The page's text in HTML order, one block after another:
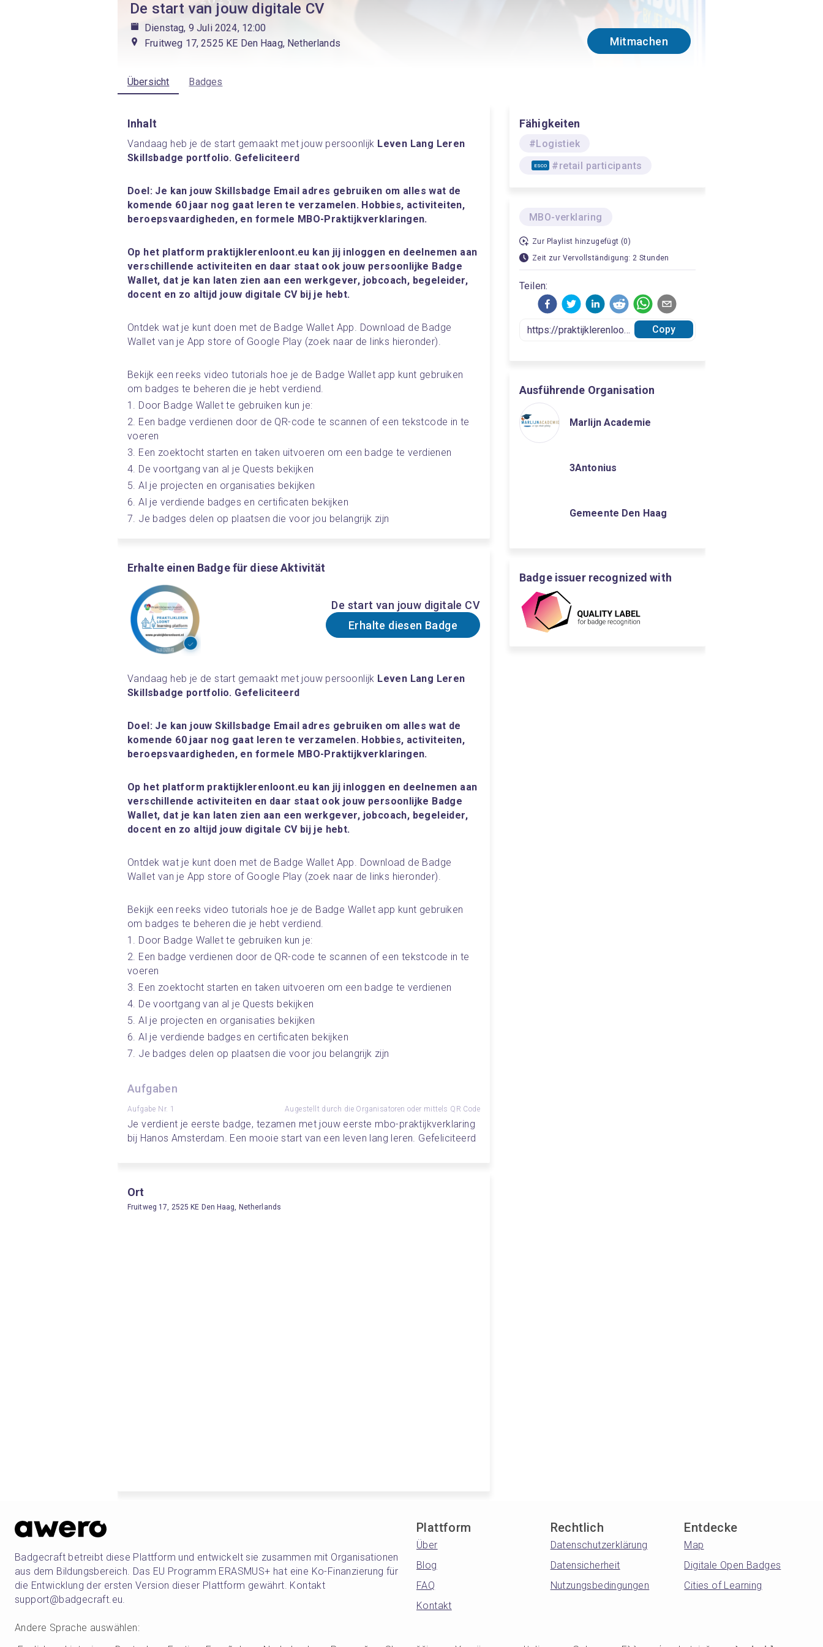
De start van jouw digitale CV
Dienstag, 9 Juli 2024, 12:00
Fruitweg 17, 2525 KE Den Haag, Netherlands
Mitmachen
Übersicht Badges
Inhalt
Vandaag heb je de start gemaakt met jouw persoonlijk Leven Lang Leren
Skillsbadge portfolio. Gefeliciteerd
Doel: Je kan jouw Skillsbadge Email adres gebruiken om alles wat de
komende 60 jaar nog gaat leren te verzamelen. Hobbies, activiteiten,
beroepsvaardigheden, en formele MBO-Praktijkverklaringen.
Op het platform praktijklerenloont.eu kan jij inloggen en deelnemen aan
verschillende activiteiten en daar staat ook jouw persoonlijke Badge
Wallet, dat je kan laten zien aan een werkgever, jobcoach, begeleider,
docent en zo altijd jouw digitale CV bij je hebt.
Ontdek wat je kunt doen met de Badge Wallet App. Download de Badge
Wallet van je App store of Google Play (zoek naar de links hieronder).
Bekijk een reeks video tutorials hoe je de Badge Wallet app kunt gebruiken
om badges te beheren die je hebt verdiend.
1. Door Badge Wallet te gebruiken kun je:
2. Een badge verdienen door de QR-code te scannen of een tekstcode in te
voeren
3. Een zoektocht starten en taken uitvoeren om een badge te verdienen
4. De voortgang van al je Quests bekijken
5. Al je projecten en organisaties bekijken
6. Al je verdiende badges en certificaten bekijken
7. Je badges delen op plaatsen die voor jou belangrijk zijn
Erhalte einen Badge für diese Aktivität
De start van jouw digitale CV
Erhalte diesen Badge
Vandaag heb je de start gemaakt met jouw persoonlijk Leven Lang Leren
Skillsbadge portfolio. Gefeliciteerd
Doel: Je kan jouw Skillsbadge Email adres gebruiken om alles wat de
komende 60 jaar nog gaat leren te verzamelen. Hobbies, activiteiten,
beroepsvaardigheden, en formele MBO-Praktijkverklaringen.
Op het platform praktijklerenloont.eu kan jij inloggen en deelnemen aan
verschillende activiteiten en daar staat ook jouw persoonlijke Badge
Wallet, dat je kan laten zien aan een werkgever, jobcoach, begeleider,
docent en zo altijd jouw digitale CV bij je hebt.
Ontdek wat je kunt doen met de Badge Wallet App. Download de Badge
Wallet van je App store of Google Play (zoek naar de links hieronder).
Bekijk een reeks video tutorials hoe je de Badge Wallet app kunt gebruiken
om badges te beheren die je hebt verdiend.
1. Door Badge Wallet te gebruiken kun je:
2. Een badge verdienen door de QR-code te scannen of een tekstcode in te
voeren
3. Een zoektocht starten en taken uitvoeren om een badge te verdienen
4. De voortgang van al je Quests bekijken
5. Al je projecten en organisaties bekijken
6. Al je verdiende badges en certificaten bekijken
7. Je badges delen op plaatsen die voor jou belangrijk zijn
Aufgaben
Aufgabe Nr. 1 Augestellt durch die Organisatoren oder mittels QR Code
Je verdient je eerste badge, tezamen met jouw eerste mbo-praktijkverklaring
bij Hanos Amsterdam. Een mooie start van een leven lang leren. Gefeliciteerd
Ort
Fruitweg 17, 2525 KE Den Haag, Netherlands
Fähigkeiten
#Logistiek
ESCO #retail participants
MBO-verklaring
Zur Playlist hinzugefügt (0)
Zeit zur Vervollständigung: 2 Stunden
Teilen:
Copy
Ausführende Organisation
Marlijn Academie
3Antonius
Gemeente Den Haag
Badge issuer recognized with
Badgecraft betreibt diese Plattform und entwickelt sie zusammen mit Organisationen
aus dem Bildungsbereich. Das EU Programm ERASMUS+ hat eine Ko-Finanzierung für
die Entwicklung der ersten Version dieser Plattform gewährt. Kontakt
support@badgecraft.eu.
Plattform
Über
Blog
FAQ
Kontakt
Rechtlich
Datenschutzerklärung
Datensicherheit
Nutzungsbedingungen
Entdecke
Map
Digitale Open Badges
Cities of Learning
Andere Sprache auswählen: